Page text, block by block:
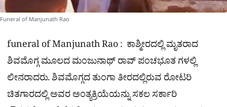
Funeral of Manjunath Rao
funeral of Manjunath Rao : ಕಾಶ್ಮೀರದಲ್ಲಿ ಮೃತರಾದ
ಶಿವಮೊಗ್ಗ ಮೂಲದ ಮಂಜುನಾಥ್​ ರಾವ್​ ಪಂಚಭೂತ ಗಳಲ್ಲಿ
ಲೀನರಾದರು. ಶಿವಮೊಗ್ಗದ ತುಂಗಾ ತೀರದಲ್ಲಿರುವ ರೋಟರಿ
ಚಿತಗಾರದಲ್ಲಿ ಅವರ ಅಂತ್ಯಕ್ರಿಯೆಯನ್ನು ಸಕಲ ಸರ್ಕಾರಿ